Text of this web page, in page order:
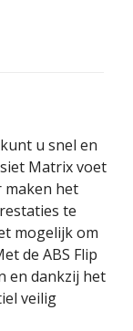
u snel en
Matrix voet
maken het
te
mogelijk om
de ABS Flip
en dankzij het
veilig